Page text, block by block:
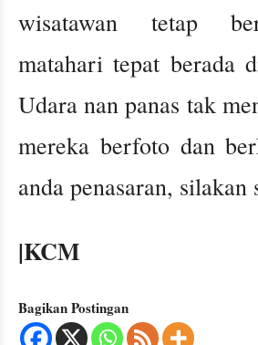
wisatawan tetap
matahari tepat berada
Udara nan panas tak
mereka berfoto dan
anda penasaran, silakan
|KCM
Bagikan Postingan